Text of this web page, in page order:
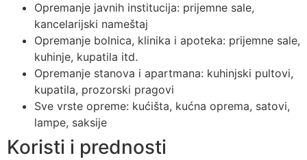
Opremanje javnih institucija: prijemne sale,
kancelarijski nameštaj
Opremanje bolnica, klinika i apoteka: prijemne sale,
kuhinje, kupatila itd.
Opremanje stanova i apartmana: kuhinjski pultovi,
kupatila, prozorski pragovi
Sve vrste opreme: kućišta, kućna oprema, satovi,
lampe, saksije
Koristi i prednosti